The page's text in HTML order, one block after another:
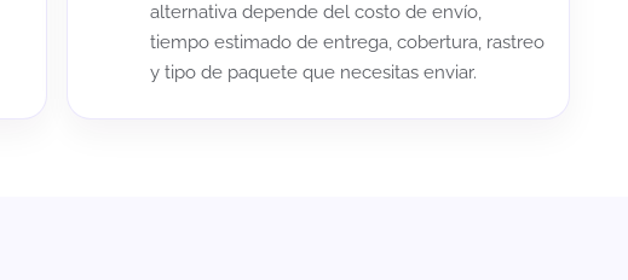
alternativa depende del costo de envío,
tiempo estimado de entrega, cobertura, rastreo
y tipo de paquete que necesitas enviar.